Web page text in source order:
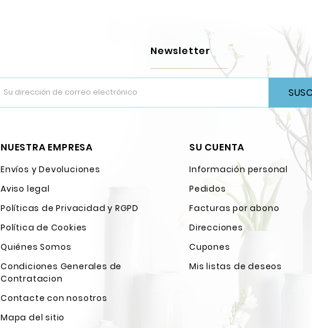
Newsletter
NUESTRA EMPRESA
Envíos y Devoluciones
Aviso legal
Políticas de Privacidad y RGPD
Política de Cookies
Quiénes Somos
Condiciones Generales de
Contratacion
Contacte con nosotros
Mapa del sitio
SU CUENTA
Información personal
Pedidos
Facturas por abono
Direcciones
Cupones
Mis listas de deseos